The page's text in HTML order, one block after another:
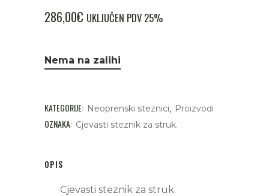
286,00€ UKLJUČEN PDV 25%
Nema na zalihi
KATEGORIJE: Neoprenski steznici Proizvodi
OZNAKA: Cjevasti steznik za struk.
OPIS
Cjevasti steznik za struk.